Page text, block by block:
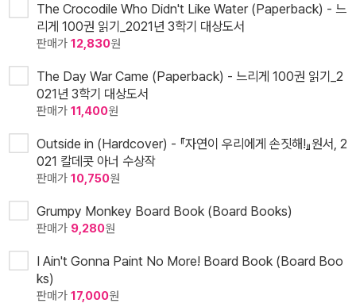
The Crocodile Who Didn't Like Water (Paperback) - 느
리게 100권 읽기_2021년 3학기 대상도서
판매가 12,830원
The Day War Came (Paperback) - 느리게 100권 읽기_2
021년 3학기 대상도서
판매가 11,400원
Outside in (Hardcover) - 『자연이 우리에게 손짓해!』원서, 2
021 칼데콧 아너 수상작
판매가 10,750원
Grumpy Monkey Board Book (Board Books)
판매가 9,280원
I Ain't Gonna Paint No More! Board Book (Board Boo
ks)
판매가 17,000원